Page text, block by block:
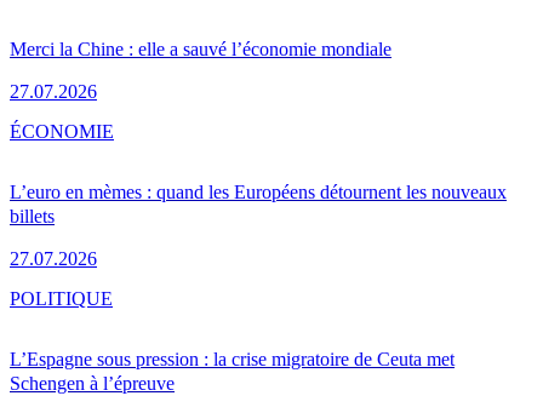
Merci la Chine : elle a sauvé l’économie mondiale
27.07.2026
L’euro en mèmes : quand les Européens détournent les nouveaux
billets
27.07.2026
ÉCONOMIE
L’Espagne sous pression : la crise migratoire de Ceuta met
Schengen à l’épreuve
POLITIQUE